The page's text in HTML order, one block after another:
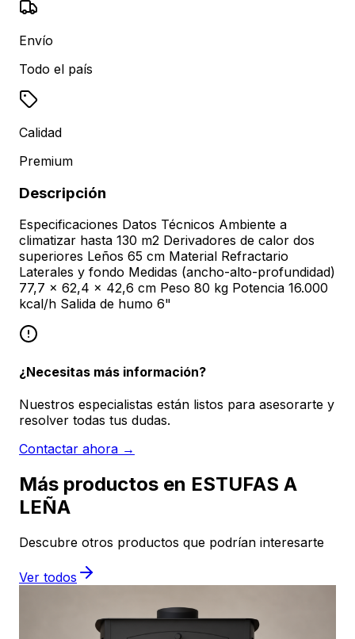
Envío
Todo el país
Calidad
Premium
Descripción
Especificaciones Datos Técnicos Ambiente a
climatizar hasta 130 m2 Derivadores de calor dos
superiores Leños 65 cm Material Refractario
Laterales y fondo Medidas (ancho-alto-profundidad)
77,7 x 62,4 x 42,6 cm Peso 80 kg Potencia 16.000
kcal/h Salida de humo 6"
¿Necesitas más información?
Nuestros especialistas están listos para asesorarte y
resolver todas tus dudas.
Contactar ahora →
Más productos en ESTUFAS A
LEÑA
Descubre otros productos que podrían interesarte
Ver todos